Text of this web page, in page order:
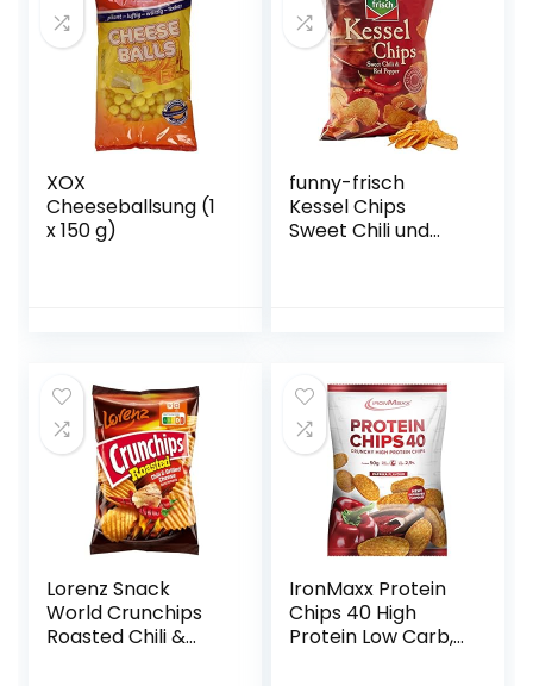
XOX
Cheeseballsung (1
x 150 g)
funny-frisch
Kessel Chips
Sweet Chili und
Lorenz Snack
World Crunchips
Roasted Chili &
IronMaxx Protein
Chips 40 High
Protein Low Carb,